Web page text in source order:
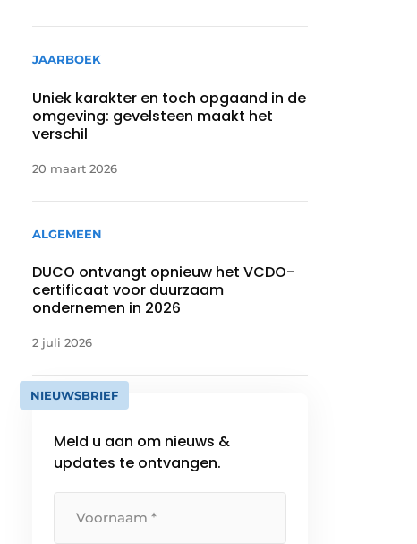
JAARBOEK
Uniek karakter en toch opgaand in de
omgeving: gevelsteen maakt het
verschil
20 maart 2026
ALGEMEEN
DUCO ontvangt opnieuw het VCDO-
certificaat voor duurzaam
ondernemen in 2026
2 juli 2026
NIEUWSBRIEF
Meld u aan om nieuws &
updates te ontvangen.